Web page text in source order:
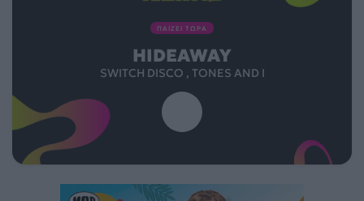
ΠΑΙΖΕΙ ΤΩΡΑ
HIDEAWAY
SWITCH DISCO , TONES AND I